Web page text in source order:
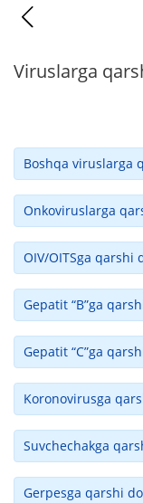
Viruslarga
Boshqa viruslarga
Onkoviruslarga
OIV/OITSga qarshi
Gepatit “B”ga
Gepatit “C”ga
Koronovirusga
Suvchechakga
Gerpesga qarshi